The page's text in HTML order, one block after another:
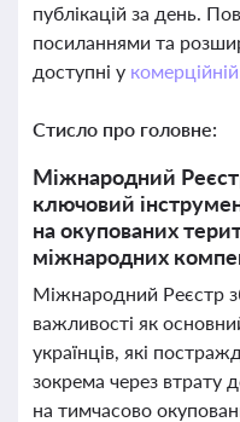
публікацій за день.
посиланнями та
доступні у
Стисло про головне:
Міжнародний
ключовий
на окупованих
міжнародних
Міжнародний Реєстр
важливості як
українців, які
зокрема через втрату
на тимчасово